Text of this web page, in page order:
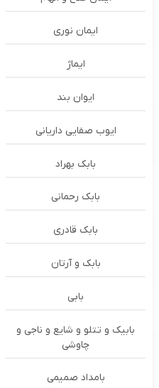
ایمان نوری
ایماژ
ایوان بند
ایوب صفایی داریانی
بابک بهراد
بابک رحمانی
بابک قادری
بابک و آرتان
بابی
بابیک و تتلو و شایع و ناجی و
چاوشی
بامداد صمیمی